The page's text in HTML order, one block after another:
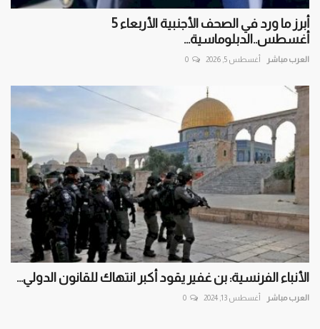
أبرز ما ورد في الصحف الأجنبية الأربعاء 5
أغسطس..الدبلوماسية...
العرب مباشر أغسطس 5, 2026 0
الأنباء الفرنسية: بن غفير يقود أكبر انتهاك للقانون الدولي...
العرب مباشر أغسطس 13, 2024 0